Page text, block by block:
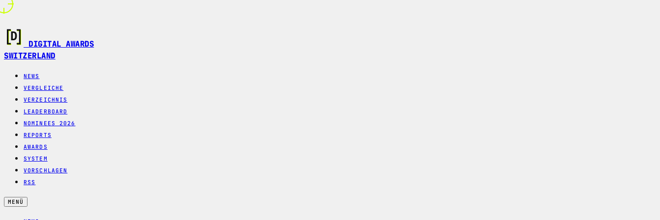
DIGITAL AWARDS
SWITZERLAND
NEWS
VERGLEICHE
VERZEICHNIS
LEADERBOARD
NOMINEES 2026
REPORTS
AWARDS
SYSTEM
VORSCHLAGEN
RSS
MENÜ